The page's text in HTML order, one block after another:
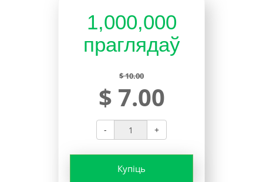
1,000,000
праглядаў
$ 10.00
$ 7.00
- +
Купіць